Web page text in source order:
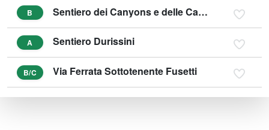
B Sentiero dei Canyons e delle Cascate
A Sentiero Durissini
B/C Via Ferrata Sottotenente Fusetti